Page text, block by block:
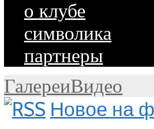
о клубе
символика
партнеры
ГалереиВидео
Новое на